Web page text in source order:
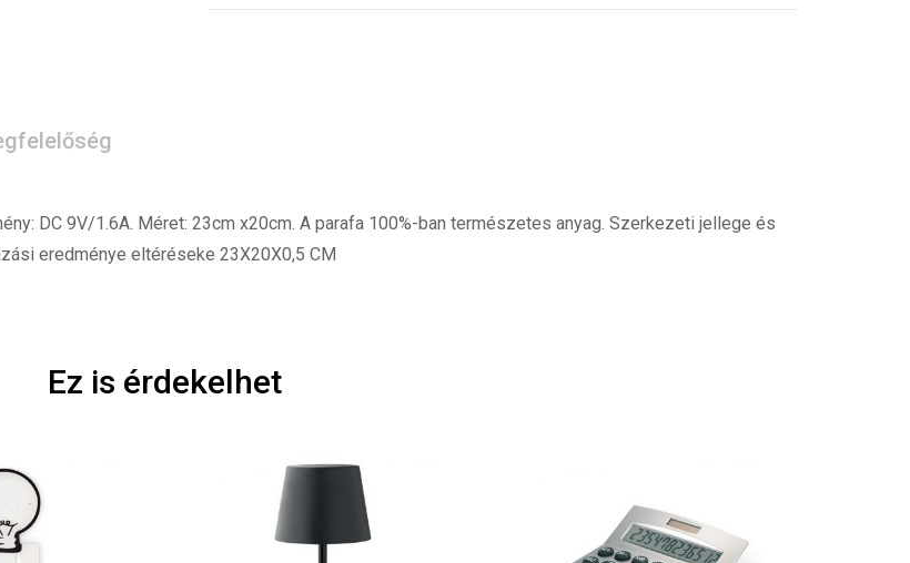
DC 9V/1.6A. Méret: 23cm x20cm. A parafa 100%-ban természetes anyag. Szerkezeti jellege és
eredménye eltéréseke 23X20X0,5 CM
Ez is érdekelhet